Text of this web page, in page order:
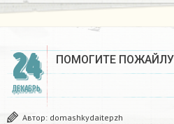
24
ДЕКАБРЬ
ПОМОГИТЕ
Автор: domashkydaitepzh